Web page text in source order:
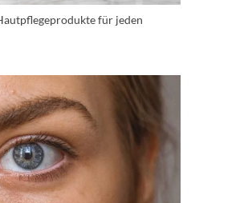
für jeden